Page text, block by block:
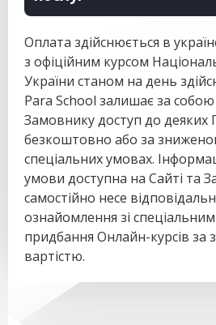
Оплата здійснюється в
з офіційним курсом
України станом на день
Para School залишає за
Замовнику доступ до деяких
безкоштовно або за
спеціальних умовах.
умови доступна на Сайті та
самостійно несе
ознайомлення зі
придбання Онлайн-курсів за
вартістю.